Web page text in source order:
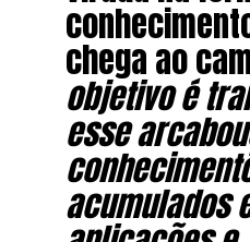
chega ao
objetivo é
esse
acumulados